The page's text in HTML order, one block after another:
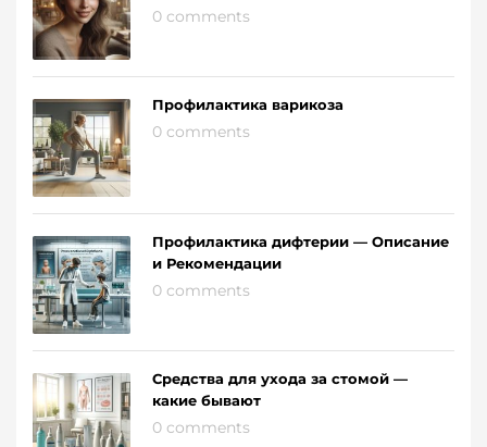
0 comments
Профилактика варикоза
0 comments
Профилактика дифтерии — Описание
и Рекомендации
0 comments
Средства для ухода за стомой —
какие бывают
0 comments